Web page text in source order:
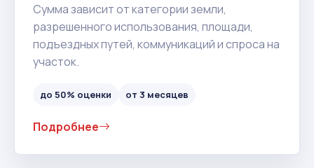
Сумма зависит от категории земли,
разрешенного использования, площади,
подъездных путей, коммуникаций и спроса на
участок.
до 50% оценки от 3 месяцев
Подробнее